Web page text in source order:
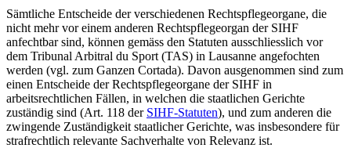
Sämtliche Entscheide der verschiedenen Rechtspflegeorgane, die
nicht mehr vor einem anderen Rechtspflegeorgan der SIHF
anfechtbar sind, können gemäss den Statuten ausschliesslich vor
dem Tribunal Arbitral du Sport (TAS) in Lausanne angefochten
werden (vgl. zum Ganzen Cortada). Davon ausgenommen sind zum
einen Entscheide der Rechtspflegeorgane der SIHF in
arbeitsrechtlichen Fällen, in welchen die staatlichen Gerichte
zuständig sind (Art. 118 der SIHF-Statuten), und zum anderen die
zwingende Zuständigkeit staatlicher Gerichte, was insbesondere für
strafrechtlich relevante Sachverhalte von Relevanz ist.